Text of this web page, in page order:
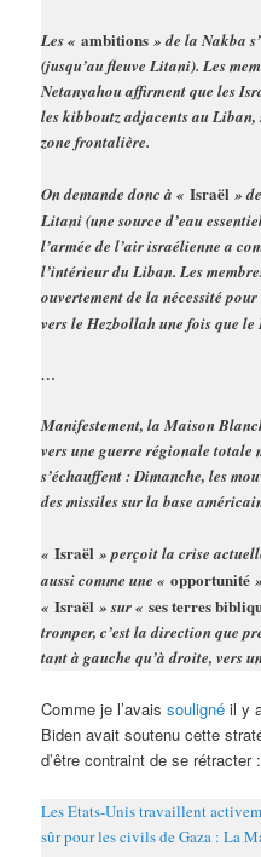
Les «ambitions » de la Nakba
(jusqu’au fleuve Litani). Les
Netanyahou affirment que les
les kibboutz adjacents au
zone frontalière.
On demande donc à «Israël »
Litani (une source d’eau
l’armée de l’air israélienne a
l’intérieur du Liban. Les
ouvertement de la nécessité
vers le Hezbollah une fois que
…
Manifestement, la Maison
vers une guerre régionale
s’échauffent : Dimanche, les
des missiles sur la base
«Israël » perçoit la crise
aussi comme une «opportunité
«Israël » sur «ses terres
tromper, c’est la direction que
tant à gauche qu’à droite, vers
Comme je l’avaissouligné il y
Biden avait soutenu cette
d’être contraint de se rétracter :
Les Etats-Unis travaillent
sûr pour les civils de Gaza : La